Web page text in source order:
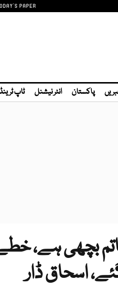
PAPER
پاکستان انٹر نیشنل ٹاپ
بچھی ہے،
اسحاق ڈار